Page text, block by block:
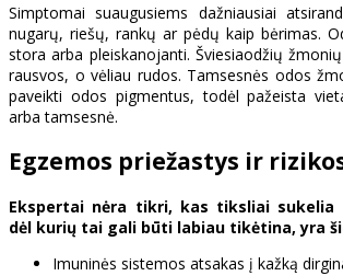
Simptomai suaugusiems dažniausiai
nugarų, riešų, rankų ar pėdų kaip bėrimas.
stora arba pleiskanojanti. Šviesiaodžių
rausvos, o vėliau rudos. Tamsesnės odos
paveikti odos pigmentus, todėl pažeista
arba tamsesnė.
Egzemos priežastys ir
Ekspertai nėra tikri, kas tiksliai sukelia
dėl kurių tai gali būti labiau tikėtina, yra
Imuninės sistemos atsakas į kažką